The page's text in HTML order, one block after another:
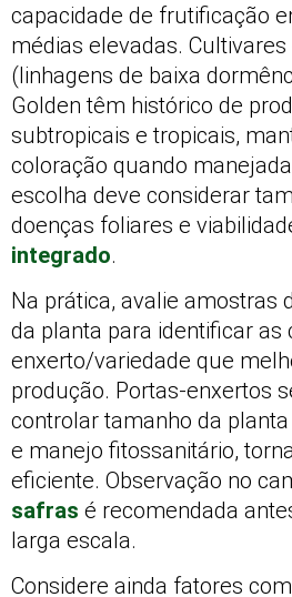
capacidade de frutificação
médias elevadas.
(linhagens de baixa
Golden têm histórico de
subtropicais e tropicais,
coloração quando
escolha deve considerar
doenças foliares e
integrado.
Na prática, avalie amostras
da planta para identificar as
enxerto/variedade que
produção. Portas-enxertos
controlar tamanho da
e manejo fitossanitário,
eficiente. Observação no
safras é recomendada
larga escala.
Considere ainda fatores